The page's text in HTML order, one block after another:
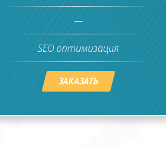
—
SEO оптимизация
ЗАКАЗАТЬ